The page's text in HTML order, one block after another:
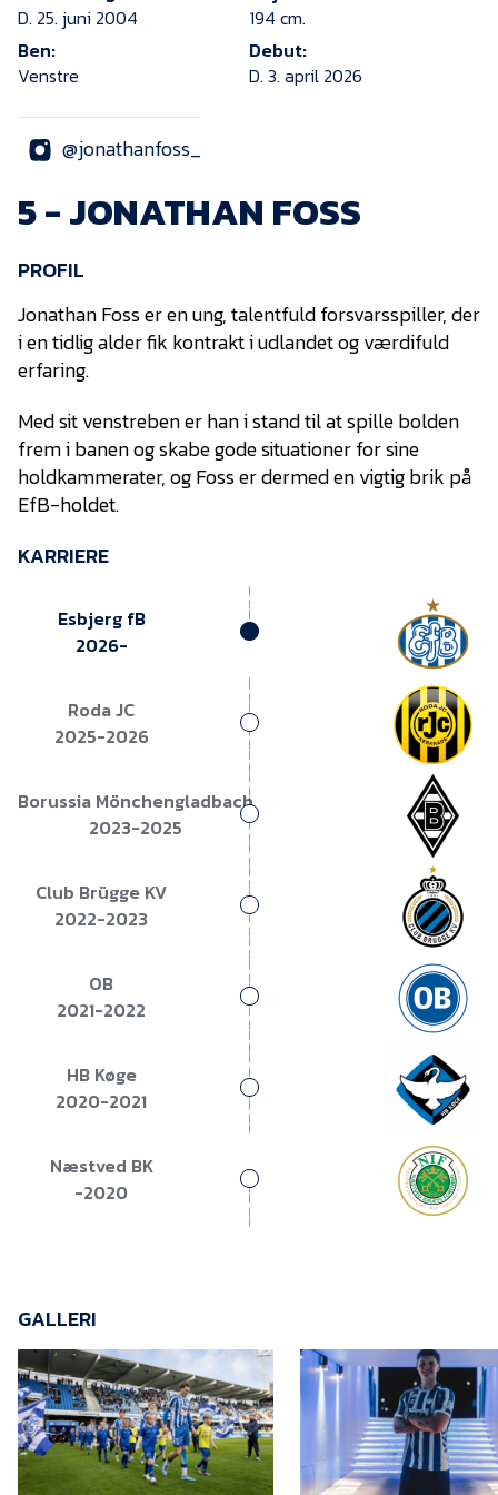
KVINDEHOLDET
NYHEDER
Om Esbjerg fB
EfB Akademi
Blue Water Arena
Kontakt
Job i EfB
D. 25. juni 2004
194 cm.
Ben:
Venstre
Debut:
D. 3. april 2026
@jonathanfoss_
5 - JONATHAN FOSS
PROFIL
Jonathan Foss er en ung, talentfuld forsvarsspiller, der
i en tidlig alder fik kontrakt i udlandet og værdifuld
erfaring.
Med sit venstreben er han i stand til at spille bolden
frem i banen og skabe gode situationer for sine
holdkammerater, og Foss er dermed en vigtig brik på
EfB-holdet.
KARRIERE
2026-
Esbjerg fB
2025-2026
Roda JC
2023-2025
Borussia Mönchengladbach
2022-2023
Club Brügge KV
2021-2022
OB
2020-2021
HB Køge
-2020
Næstved BK
GALLERI